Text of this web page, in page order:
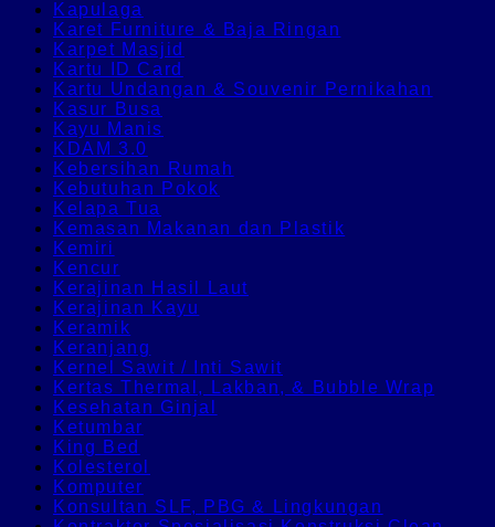
Kapulaga
Karet Furniture & Baja Ringan
Karpet Masjid
Kartu ID Card
Kartu Undangan & Souvenir Pernikahan
Kasur Busa
Kayu Manis
KDAM 3.0
Kebersihan Rumah
Kebutuhan Pokok
Kelapa Tua
Kemasan Makanan dan Plastik
Kemiri
Kencur
Kerajinan Hasil Laut
Kerajinan Kayu
Keramik
Keranjang
Kernel Sawit / Inti Sawit
Kertas Thermal, Lakban, & Bubble Wrap
Kesehatan Ginjal
Ketumbar
King Bed
Kolesterol
Komputer
Konsultan SLF, PBG & Lingkungan